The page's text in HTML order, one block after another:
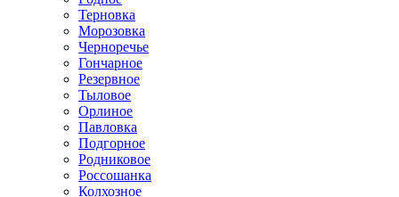
Терновка
Морозовка
Черноречье
Гончарное
Резервное
Тыловое
Орлиное
Павловка
Подгорное
Родниковое
Россошанка
Колхозное